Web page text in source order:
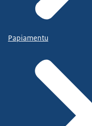
Papiamentu